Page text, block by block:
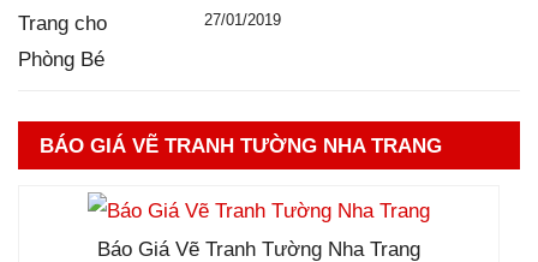
Đăng ngày
27/01/2019
BÁO GIÁ VẼ TRANH TƯỜNG NHA TRANG
Báo Giá Vẽ Tranh Tường Nha Trang